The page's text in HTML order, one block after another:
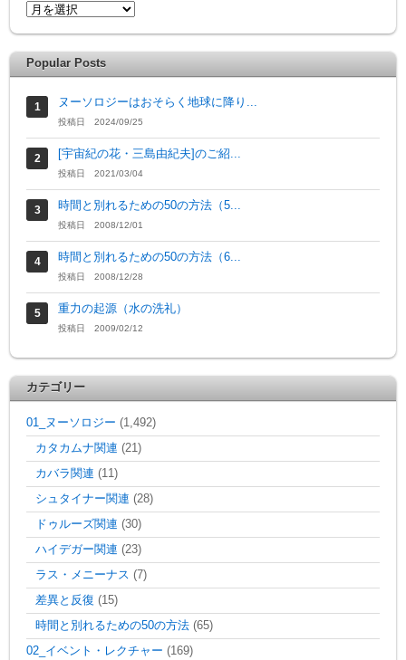
Popular Posts
ヌーソロジーはおそらく地球に降り...
投稿日 2024/09/25
[宇宙紀の花・三島由紀夫]のご紹...
投稿日 2021/03/04
時間と別れるための50の方法（5...
投稿日 2008/12/01
時間と別れるための50の方法（6...
投稿日 2008/12/28
重力の起源（水の洗礼）
投稿日 2009/02/12
カテゴリー
01_ヌーソロジー (1,492)
カタカムナ関連 (21)
カバラ関連 (11)
シュタイナー関連 (28)
ドゥルーズ関連 (30)
ハイデガー関連 (23)
ラス・メニーナス (7)
差異と反復 (15)
時間と別れるための50の方法 (65)
02_イベント・レクチャー (169)